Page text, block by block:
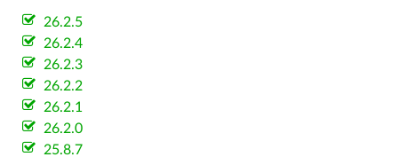
26.2.5
26.2.4
26.2.3
26.2.2
26.2.1
26.2.0
25.8.7